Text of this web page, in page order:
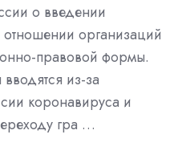
о введении
организаций
правовой формы.
из-за
коронавируса и
гра …